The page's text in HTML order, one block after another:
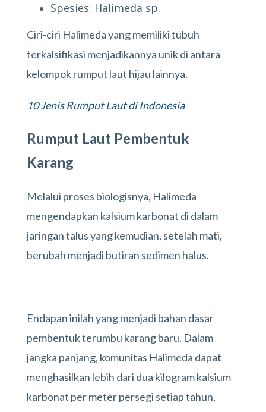
Spesies: Halimeda sp.
Ciri-ciri Halimeda yang memiliki tubuh
terkalsifikasi menjadikannya unik di antara
kelompok rumput laut hijau lainnya.
10 Jenis Rumput Laut di Indonesia
Rumput Laut Pembentuk
Karang
Melalui proses biologisnya, Halimeda
mengendapkan kalsium karbonat di dalam
jaringan talus yang kemudian, setelah mati,
berubah menjadi butiran sedimen halus.
Endapan inilah yang menjadi bahan dasar
pembentuk terumbu karang baru. Dalam
jangka panjang, komunitas Halimeda dapat
menghasilkan lebih dari dua kilogram kalsium
karbonat per meter persegi setiap tahun,